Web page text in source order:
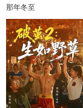
那年冬至